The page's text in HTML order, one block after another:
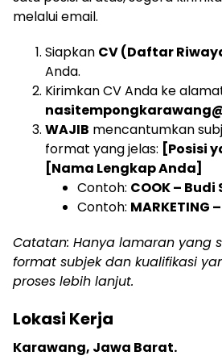
melalui email.
Siapkan CV (Daftar
Anda.
Kirimkan CV Anda ke
WAJIB mencantumkan
format yang jelas: [Posisi
[Nama Lengkap Anda]
Contoh: COOK –
Contoh: MARKETING
Catatan: Hanya lamaran yang
format subjek dan kualifikasi
proses lebih lanjut.
Lokasi Kerja
Karawang, Jawa Barat.